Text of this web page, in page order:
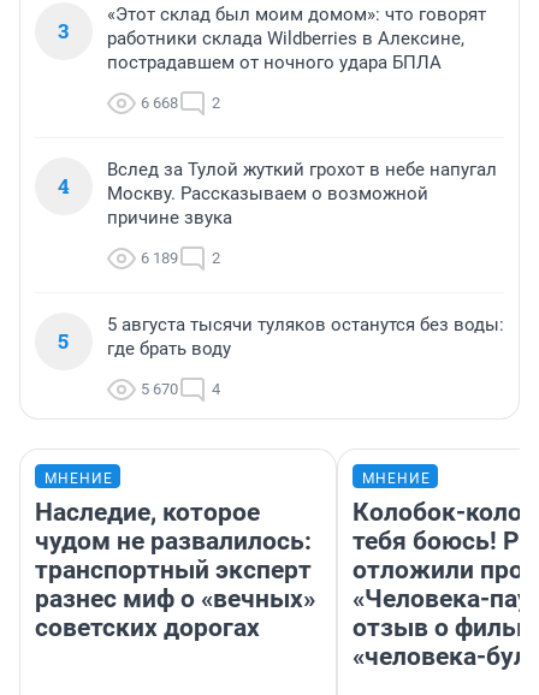
3
«Этот склад был моим домом»: что говорят
работники склада Wildberries в Алексине,
пострадавшем от ночного удара БПЛА
6 668 2
4
Вслед за Тулой жуткий грохот в небе напугал
Москву. Рассказываем о возможной
причине звука
6 189 2
5
5 августа тысячи туляков останутся без воды:
где брать воду
5 670 4
МНЕНИЕ
Наследие, которое
чудом не развалилось:
транспортный эксперт
разнес миф о «вечных»
советских дорогах
МНЕНИЕ
Колобок-
тебя боюсь!
отложили
«Человека-
отзыв о
«человека-